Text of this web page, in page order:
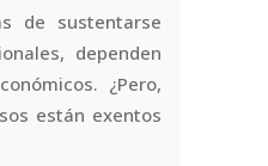
de sustentarse
dependen
¿Pero,
están exentos